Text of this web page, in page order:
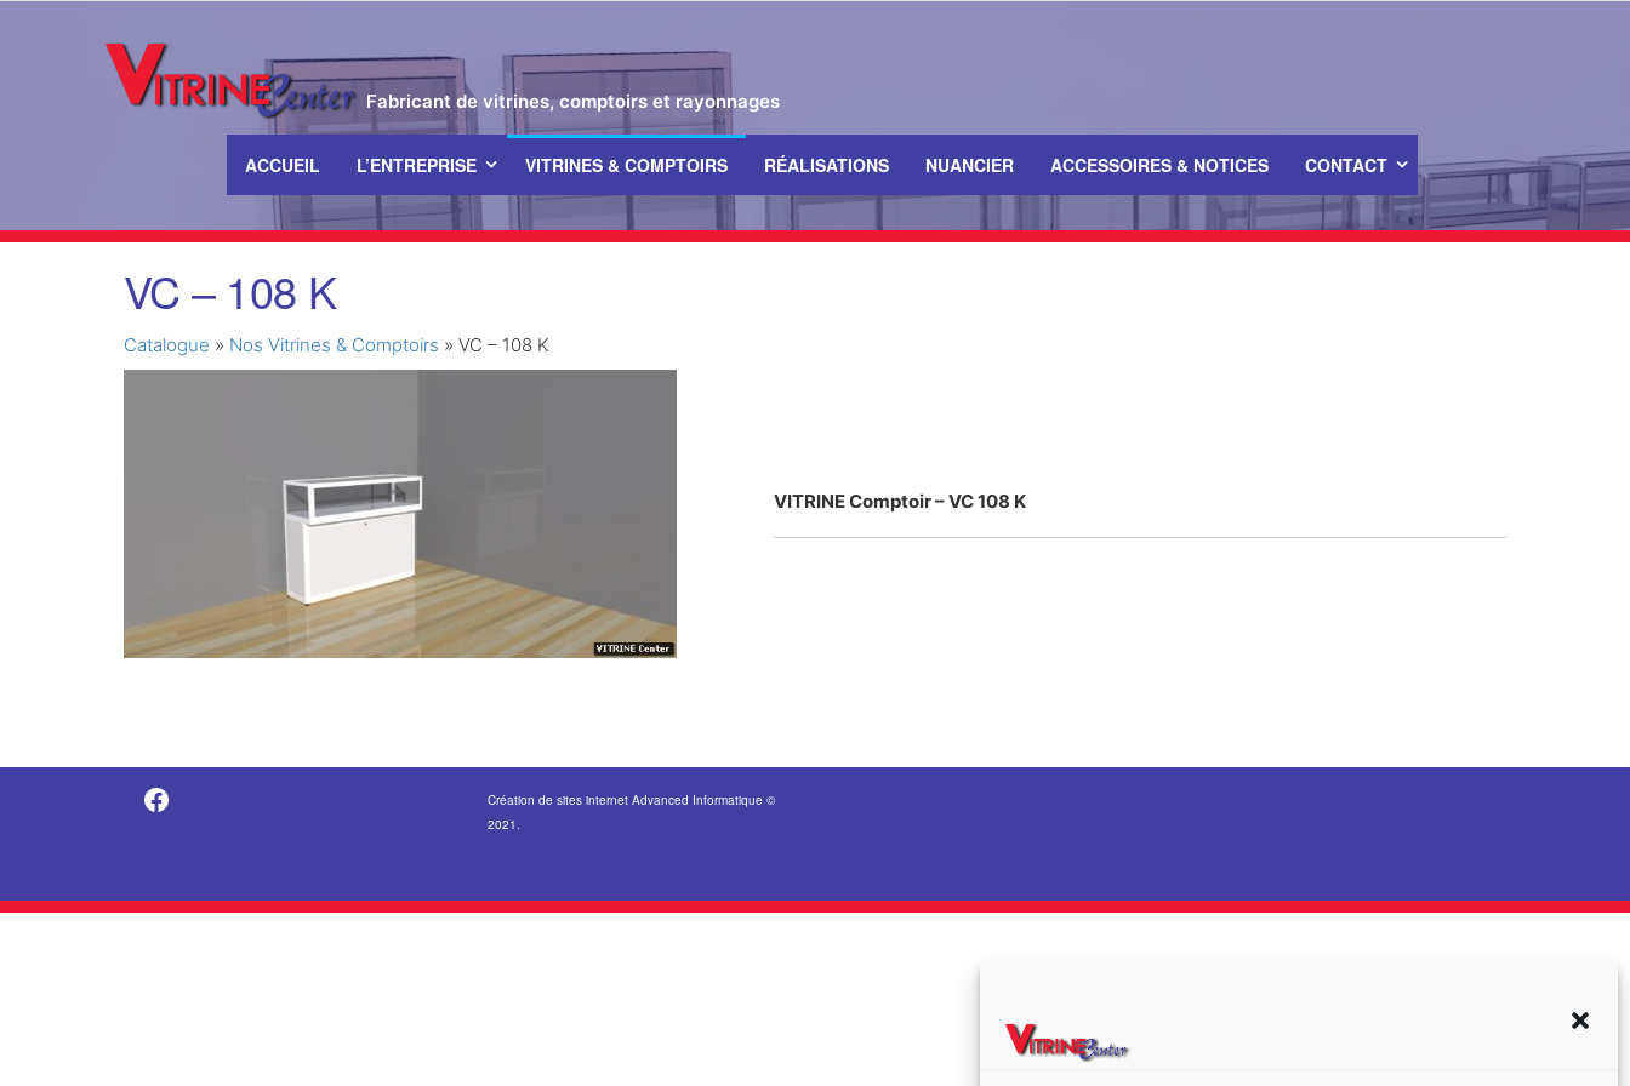
Fabricant de vitrines, comptoirs et rayonnages
ACCUEIL L’ENTREPRISE VITRINES & COMPTOIRS RÉALISATIONS NUANCIER ACCESSOIRES & NOTICES CONTACT
VC – 108 K
Catalogue » Nos Vitrines & Comptoirs » VC – 108 K
VITRINE Comptoir – VC 108 K
https://fr-fr.facebook.com/pages/category/Metal-Supplier/Vitrine-Center-1847745018840053/
Création de sites internet Advanced Informatique ©
2021.